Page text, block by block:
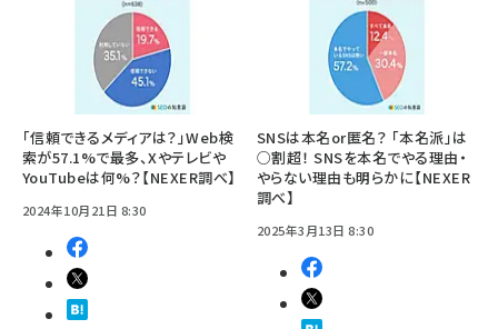
「信頼できるメディアは？」Web検
索が57.1%で最多、Xやテレビや
YouTubeは何%？【NEXER調べ】
2024年10月21日 8:30
SNSは本名or匿名？ 「本名派」は
○割超！ SNSを本名でやる理由・
やらない理由も明らかに【NEXER
調べ】
2025年3月13日 8:30